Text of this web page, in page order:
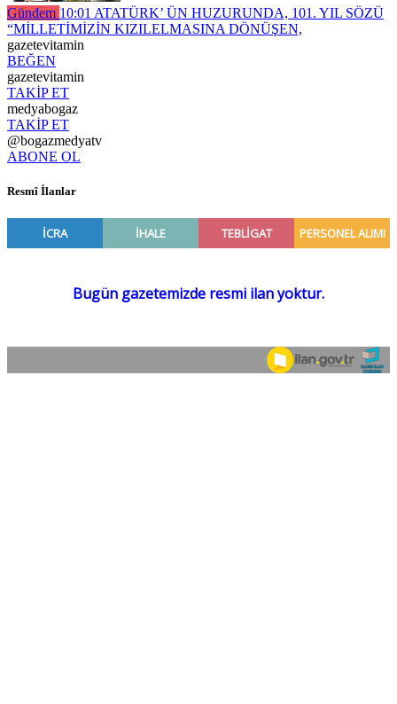
Gündem 10:01 ATATÜRK’ ÜN HUZURUNDA, 101. YIL SÖZÜ
“MİLLETİMİZİN KIZILELMASINA DÖNÜŞEN,
gazetevitamin
BEĞEN
gazetevitamin
TAKİP ET
medyabogaz
TAKİP ET
@bogazmedyatv
ABONE OL
Resmî İlanlar